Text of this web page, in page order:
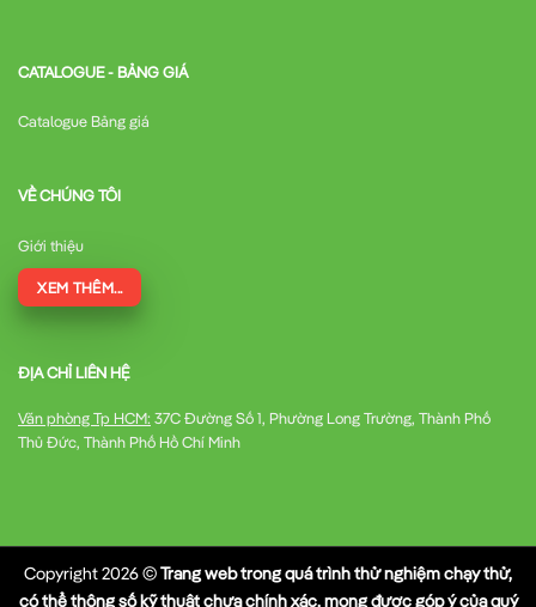
CATALOGUE - BẢNG GIÁ
Catalogue Bảng giá
VỀ CHÚNG TÔI
Giới thiệu
XEM THÊM...
ĐỊA CHỈ LIÊN HỆ
Văn phòng Tp HCM: 37C Đường Số 1, Phường Long Trường, Thành Phố
Thủ Đức, Thành Phố Hồ Chí Minh
Copyright 2026 ©Trang web trong quá trình thử nghiệm chạy thử,
có thể thông số kỹ thuật chưa chính xác, mong được góp ý của quý